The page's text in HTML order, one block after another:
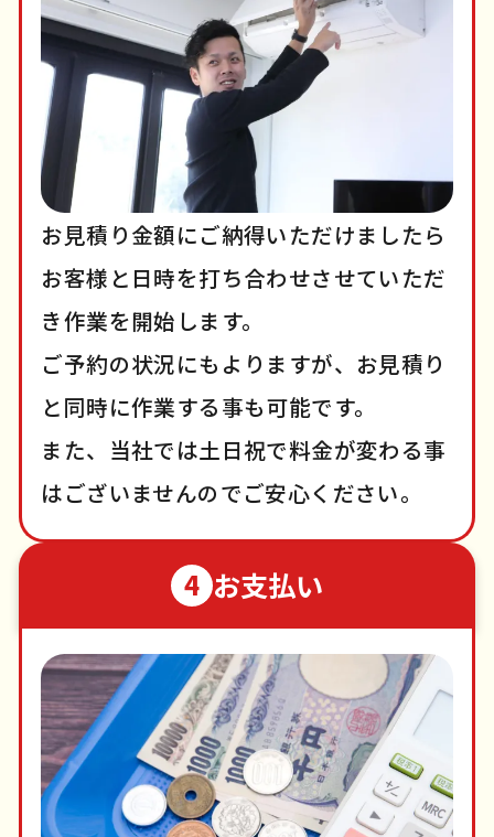
お見積り金額にご納得いただけましたら
お客様と日時を打ち合わせさせていただ
き作業を開始します。
ご予約の状況にもよりますが、お見積り
と同時に作業する事も可能です。
また、当社では土日祝で料金が変わる事
はございませんのでご安心ください。
4 お支払い